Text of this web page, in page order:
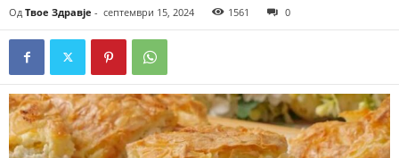
Од Твое Здравје - септември 15, 2024 1561 0